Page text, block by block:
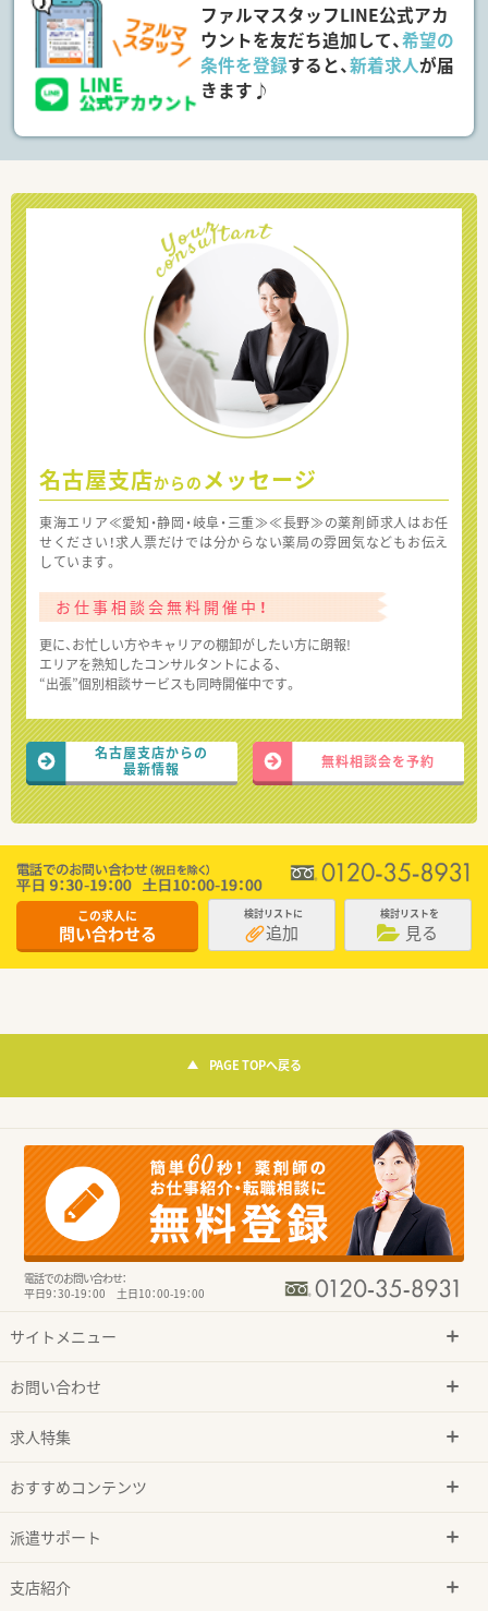
ファルマスタッフLINE公式アカ
ウントを友だち追加して、希望の
条件を登録すると、新着求人が届
きます♪
名古屋支店からの メッセージ
東海エリア≪愛知・静岡・岐阜・三重≫≪長野≫の薬剤師求人はお任
せください！求人票だけでは分からない薬局の雰囲気などもお伝え
しています。
お仕事相談会無料開催中！
更に、お忙しい方やキャリアの棚卸がしたい方に朗報!
エリアを熟知したコンサルタントによる、
“出張”個別相談サービスも同時開催中です。
名古屋支店からの
最新情報
無料相談会を予約
この求人に
問い合わせる
検討リストに
追加
検討リストを
見る
PAGE TOPへ戻る
電話でのお問い合わせ：
平日9：30-19：00 土日10：00-19：00
サイトメニュー
お問い合わせ
求人特集
おすすめコンテンツ
派遣サポート
支店紹介